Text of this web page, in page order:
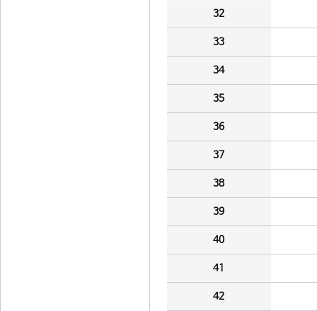
32
33
34
35
36
37
38
39
40
41
42